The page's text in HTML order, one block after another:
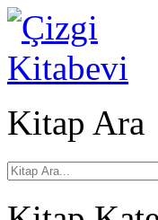
Kitap Ara